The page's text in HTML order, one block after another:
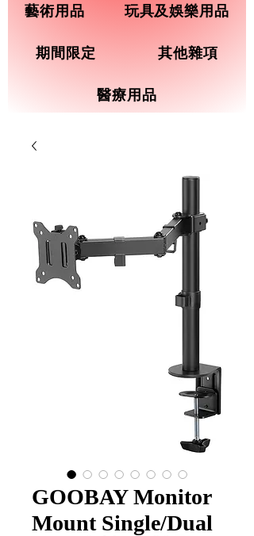
藝術用品 玩具及娛樂用品
期間限定 其他雜項
醫療用品
GOOBAY Monitor
Mount Single/Dual